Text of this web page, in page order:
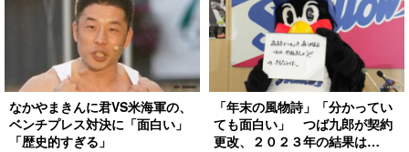
なかやまきんに君VS米海軍の、
ベンチプレス対決に「面白い」
「歴史的すぎる」
「年末の風物詩」「分かってい
ても面白い」 つば九郎が契約
更改、２０２３年の結果は…